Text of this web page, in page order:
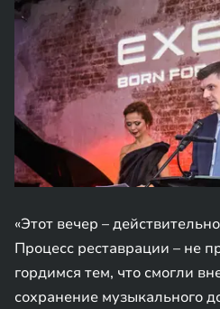
«Этот вечер –
Процесс реставрации – не
гордимся тем, что смогли
сохранение музыкального